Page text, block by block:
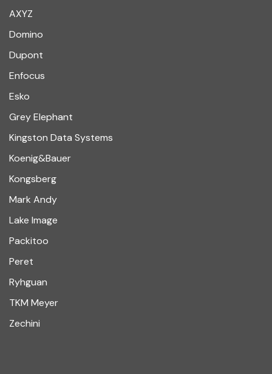
AXYZ
Domino
Dupont
Enfocus
Esko
Grey Elephant
Kingston Data Systems
Koenig&Bauer
Kongsberg
Mark Andy
Lake Image
Packitoo
Peret
Ryhguan
TKM Meyer
Zechini